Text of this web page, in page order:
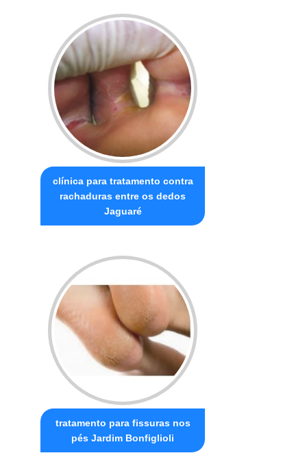
clínica para tratamento contra
rachaduras entre os dedos
Jaguaré
tratamento para fissuras nos
pés Jardim Bonfiglioli